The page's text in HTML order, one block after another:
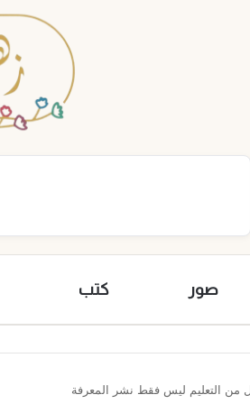
صور كتب
من التعليم ليس فقط نشر المعرفة